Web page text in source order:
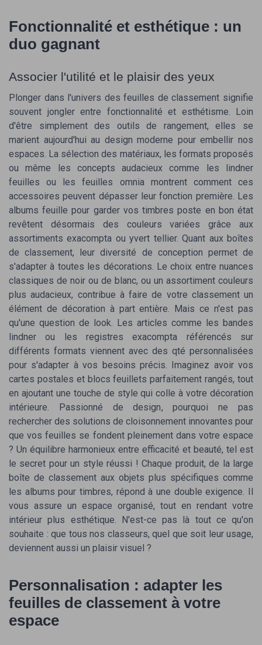
Fonctionnalité et esthétique : un
duo gagnant
Associer l'utilité et le plaisir des yeux
Plonger dans l'univers des feuilles de classement signifie
souvent jongler entre fonctionnalité et esthétisme. Loin
d'être simplement des outils de rangement, elles se
marient aujourd'hui au design moderne pour embellir nos
espaces. La sélection des matériaux, les formats proposés
ou même les concepts audacieux comme les lindner
feuilles ou lesfeuilles omniamontrent comment ces
accessoires peuvent dépasser leur fonction première. Les
albums feuille pour garder vos timbres poste en bon état
revêtent désormais des couleurs variées grâce aux
assortiments exacompta ou yvert tellier. Quant aux boîtes
de classement, leur diversité de conception permet de
s'adapter à toutes les décorations. Le choix entre nuances
classiques de noir ou de blanc, ou un assortiment couleurs
plus audacieux, contribue à faire de votre classement un
élément de décoration à part entière. Mais ce n'est pas
qu'une question de look. Les articles comme les bandes
lindner ou les registres exacompta référencés sur
différents formats viennent avec des qté personnalisées
pour s'adapter à vos besoins précis. Imaginez avoir vos
cartes postales et blocs feuillets parfaitement rangés, tout
en ajoutant une touche de style qui colle à votre décoration
intérieure. Passionné de design, pourquoi ne pas
rechercher des solutions de cloisonnement innovantes pour
que vos feuilles se fondent pleinement dans votre espace
? Un équilibre harmonieux entre efficacité et beauté, tel est
le secret pour un style réussi ! Chaque produit, de la large
boîte de classement aux objets plus spécifiques comme
les albums pour timbres, répond à une double exigence. Il
vous assure un espace organisé, tout en rendant votre
intérieur plus esthétique. N'est-ce pas là tout ce qu'on
souhaite : que tous nos classeurs, quel que soit leur usage,
deviennent aussi un plaisir visuel ?
Personnalisation : adapter les
feuilles de classement à votre
espace